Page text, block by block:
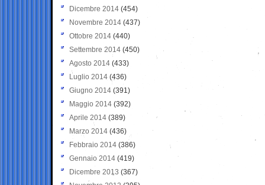
Dicembre 2014 (454)
Novembre 2014 (437)
Ottobre 2014 (440)
Settembre 2014 (450)
Agosto 2014 (433)
Luglio 2014 (436)
Giugno 2014 (391)
Maggio 2014 (392)
Aprile 2014 (389)
Marzo 2014 (436)
Febbraio 2014 (386)
Gennaio 2014 (419)
Dicembre 2013 (367)